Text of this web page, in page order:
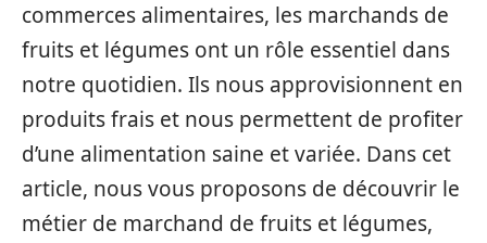
commerces alimentaires, les marchands de
fruits et légumes ont un rôle essentiel dans
notre quotidien. Ils nous approvisionnent en
produits frais et nous permettent de profiter
d’une alimentation saine et variée. Dans cet
article, nous vous proposons de découvrir le
métier de marchand de fruits et légumes,